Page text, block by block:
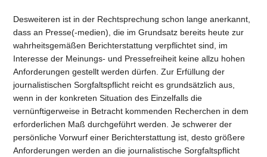
Desweiteren ist in der Rechtsprechung schon lange anerkannt,
dass an Presse(-medien), die im Grundsatz bereits heute zur
wahrheitsgemäßen Berichterstattung verpflichtet sind, im
Interesse der Meinungs- und Pressefreiheit keine allzu hohen
Anforderungen gestellt werden dürfen. Zur Erfüllung der
journalistischen Sorgfaltspflicht reicht es grundsätzlich aus,
wenn in der konkreten Situation des Einzelfalls die
vernünftigerweise in Betracht kommenden Recherchen in dem
erforderlichen Maß durchgeführt werden. Je schwerer der
persönliche Vorwurf einer Berichterstattung ist, desto größere
Anforderungen werden an die journalistische Sorgfaltspflicht